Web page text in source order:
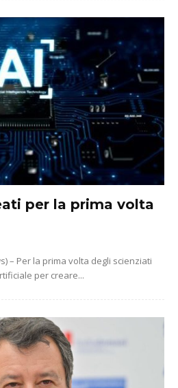
per la prima volta
– Per la prima volta degli scienziati
per creare...